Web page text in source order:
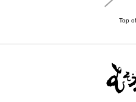
Top